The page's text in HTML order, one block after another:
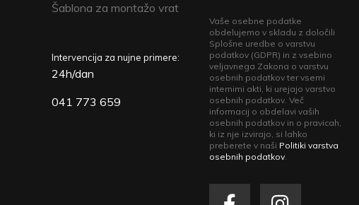
Šablona za montažo vrat
Intervencija za nujne primere:
24h/dan
041 773 659
Vaše osebne podatke
obdelujemo v skladu z določili
Splošne uredbe o varstvu
podatkov (GDPR) in z vsebino
veljavnega Zakona o varstvu
osebnih podatkov ter vsemi
internimi akti, ki urejajo varstvo
osebnih podatkov. Več
informacij o obdelavi vaših
osebnih podatkov in o pravicah,
ki iz nje izvirajo, si lahko
preberete v naši Politiki varstva
osebnih podatkov.